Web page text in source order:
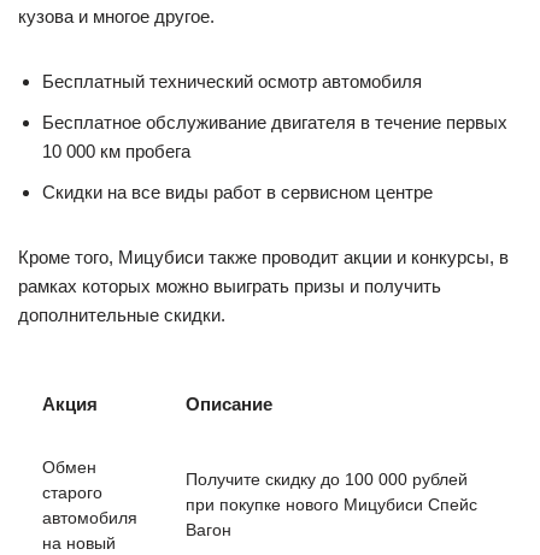
кузова и многое другое.
Бесплатный технический осмотр автомобиля
Бесплатное обслуживание двигателя в течение первых
10 000 км пробега
Скидки на все виды работ в сервисном центре
Кроме того, Мицубиси также проводит акции и конкурсы, в
рамках которых можно выиграть призы и получить
дополнительные скидки.
Акция Описание
Обмен
старого
автомобиля
на новый
Получите скидку до 100 000 рублей
при покупке нового Мицубиси Спейс
Вагон